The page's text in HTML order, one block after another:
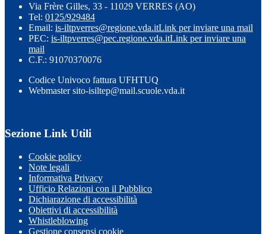
Via Frère Gilles, 33 - 11029 VERRES (AO)
Tel: 0125/929484
Email: is-iltpverres@regione.vda.itLink per inviare una mail
PEC: is-iltpverres@pec.regione.vda.itLink per inviare una
mail
C.F.: 91070370076
Codice Univoco fattura UFHTUQ
Webmaster sito-isiltep@mail.scuole.vda.it
Sezione Link Utili
Cookie policy
Note legali
Informativa Privacy
Ufficio Relazioni con il Pubblico
Dichiarazione di accessibilità
Obiettivi di accessibilità
Whistleblowing
Gestione consensi cookie